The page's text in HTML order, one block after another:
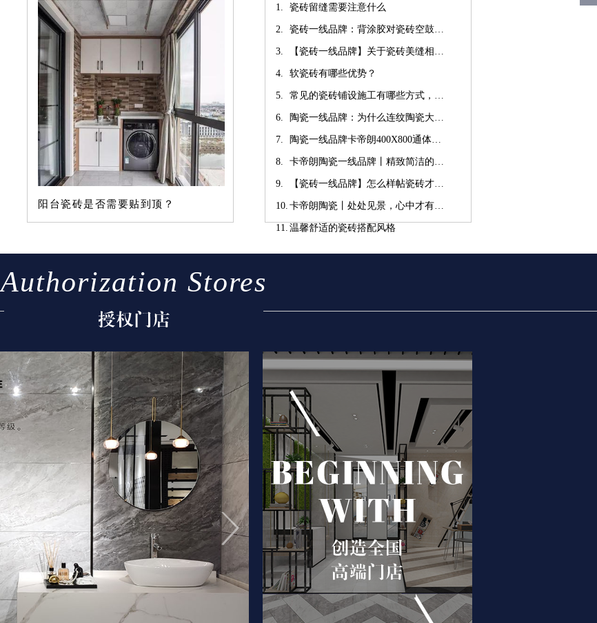
阳台瓷砖是否需要贴到顶？
瓷砖留缝需要注意什么
瓷砖一线品牌：背涂胶对瓷砖空鼓掉砖有作用吗
【瓷砖一线品牌】关于瓷砖美缝相关内容解读
软瓷砖有哪些优势？
常见的瓷砖铺设施工有哪些方式，它们分别有什么优劣
陶瓷一线品牌：为什么连纹陶瓷大板越来越受欢迎
陶瓷一线品牌卡帝朗400X800通体中板，暗藏生活小惊喜！
卡帝朗陶瓷一线品牌丨精致简洁的设计，才叫“轻奢”
【瓷砖一线品牌】怎么样帖瓷砖才不会让瓷砖空鼓
卡帝朗陶瓷丨处处见景，心中才有诗意和远方
温馨舒适的瓷砖搭配风格
Authorization Stores